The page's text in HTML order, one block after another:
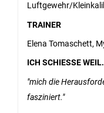
Luftgewehr/
TRAINER
Elena Tomaschett,
ICH SCHIESSE
mich die
fasziniert.